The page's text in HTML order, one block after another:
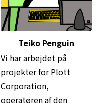
Teiko Penguin
Vi har arbejdet på
projekter for Plott
Corporation,
operatøren af den